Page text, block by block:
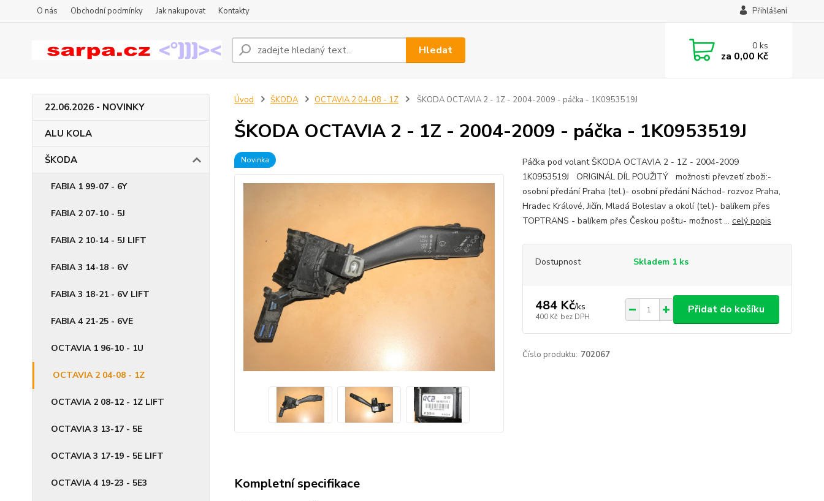
O nás Obchodní podmínky Jak nakupovat Kontakty Přihlášení
Hledat 0ks
za 0,00 Kč
22.06.2026 - NOVINKY
ALU KOLA
ŠKODA
FABIA 1 99-07 - 6Y
FABIA 2 07-10 - 5J
FABIA 2 10-14 - 5J LIFT
FABIA 3 14-18 - 6V
FABIA 3 18-21 - 6V LIFT
FABIA 4 21-25 - 6VE
OCTAVIA 1 96-10 - 1U
OCTAVIA 2 04-08 - 1Z
OCTAVIA 2 08-12 - 1Z LIFT
OCTAVIA 3 13-17 - 5E
OCTAVIA 3 17-19 - 5E LIFT
OCTAVIA 4 19-23 - 5E3
Úvod ŠKODA OCTAVIA 2 04-08 - 1Z ŠKODA OCTAVIA 2 - 1Z - 2004-2009 - páčka - 1K0953519J
ŠKODA OCTAVIA 2 - 1Z - 2004-2009 - páčka - 1K0953519J
Novinka
Páčka pod volant ŠKODA OCTAVIA 2 - 1Z - 2004-2009
1K0953519J ORIGINÁL DÍL POUŽITÝ možnosti převzetí zboži:-
osobní předání Praha (tel.)- osobní předání Náchod- rozvoz Praha,
Hradec Králové, Jičín, Mladá Boleslav a okolí (tel.)- balíkem přes
TOPTRANS - balíkem přes Českou poštu- možnost ... celý popis
Dostupnost Skladem 1 ks
484 Kč/ks
400 Kč bez DPH
Přidat do košíku
Číslo produktu: 702067
Kompletní specifikace